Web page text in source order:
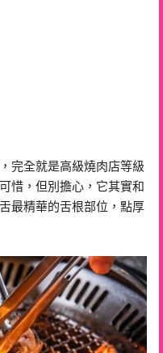
完全就是高級燒肉店等級
惜，但別擔心，它其實和
最精華的舌根部位，點厚